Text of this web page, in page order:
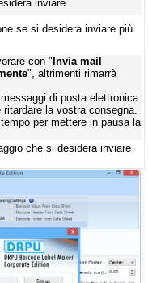
inviare.
se si desidera inviare più
con " Invia mail
", altrimenti rimarrà
di posta elettronica
la vostra consegna.
per mettere in pausa la
che si desidera inviare